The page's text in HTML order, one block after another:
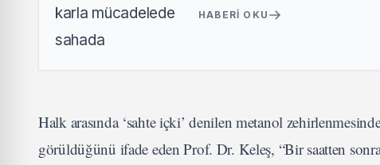
HABERI OKU
Halk arasında ‘sahte içki’ denilen metanol
görüldüğünü ifade eden Prof. Dr. Keleş, “Bir saatten